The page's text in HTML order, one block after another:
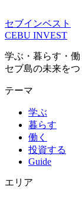
セブインベスト
CEBU INVEST
学ぶ・暮らす・働
セブ島の未来をつ
テーマ
学ぶ
暮らす
働く
投資する
Guide
エリア